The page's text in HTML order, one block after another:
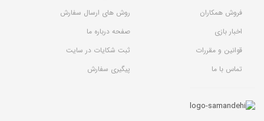
فروش همکاران
روش های ارسال سفارش
اخبار بازی
صفحه درباره ما
قوانین و مقررات
ثبت شکایات در سایت
تماس با ما
پیگیری سفارش